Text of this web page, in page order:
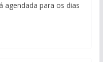
agendada para os dias